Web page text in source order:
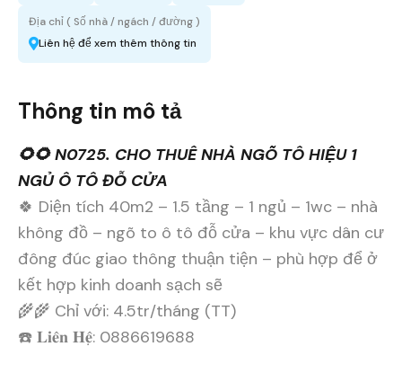
Địa chỉ ( Số nhà / ngách / đường )
Liên hệ để xem thêm thông tin
Thông tin mô tả
🌻🌻 N0725. CHO THUÊ NHÀ NGÕ TÔ HIỆU 1
NGỦ Ô TÔ ĐỖ CỬA
🍀 Diện tích 40m2 – 1.5 tầng – 1 ngủ – 1wc – nhà
không đồ – ngõ to ô tô đỗ cửa – khu vực dân cư
đông đúc giao thông thuận tiện – phù hợp để ở
kết hợp kinh doanh sạch sẽ
🌾🌾 Chỉ với: 4.5tr/tháng (TT)
☎️ 𝐋𝐢𝐞̂𝐧 𝐇𝐞̣̂: 0886619688